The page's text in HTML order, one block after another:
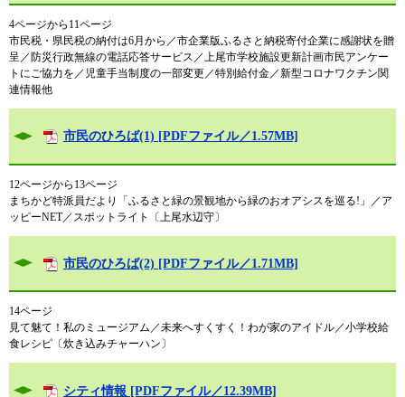
4ページから11ページ
市民税・県民税の納付は6月から／市企業版ふるさと納税寄付企業に感謝状を贈
呈／防災行政無線の電話応答サービス／上尾市学校施設更新計画市民アンケー
トにご協力を／児童手当制度の一部変更／特別給付金／新型コロナワクチン関
連情報他
市民のひろば(1) [PDFファイル／1.57MB]
12ページから13ページ
まちかど特派員だより「ふるさと緑の景観地から緑のおオアシスを巡る!」／ア
ッピーNET／スポットライト〔上尾水辺守〕
市民のひろば(2) [PDFファイル／1.71MB]
14ページ
見て魅て！私のミュージアム／未来へすくすく！わが家のアイドル／小学校給
食レシピ〔炊き込みチャーハン〕
シティ情報 [PDFファイル／12.39MB]